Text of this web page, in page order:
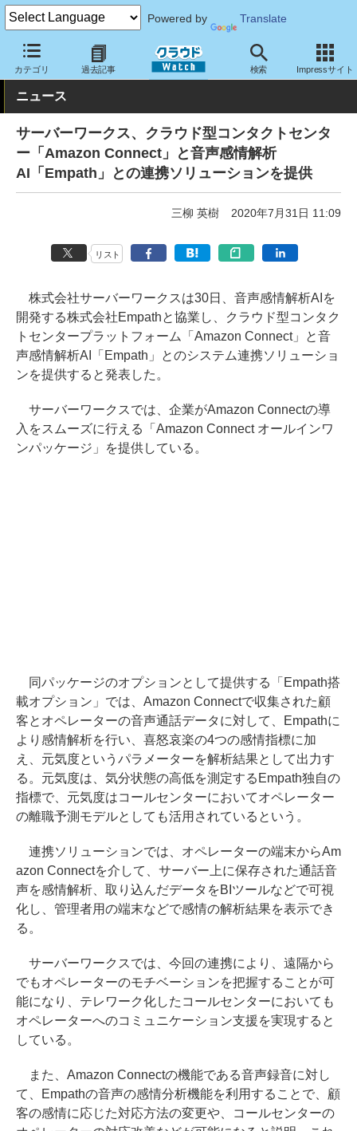
Powered by Translate
カテゴリ 過去記事 検索 Impressサイト
クラウド Watch サービス・ソフト サービス 導入支援
ニュース
サーバーワークス、クラウド型コンタクトセンタ
ー「Amazon Connect」と音声感情解析
AI「Empath」との連携ソリューションを提供
三柳 英樹 2020年7月31日 11:09
リスト
株式会社サーバーワークスは30日、音声感情解析AIを
開発する株式会社Empathと協業し、クラウド型コンタク
トセンタープラットフォーム「Amazon Connect」と音
声感情解析AI「Empath」とのシステム連携ソリューショ
ンを提供すると発表した。
サーバーワークスでは、企業がAmazon Connectの導
入をスムーズに行える「Amazon Connect オールインワ
ンパッケージ」を提供している。
同パッケージのオプションとして提供する「Empath搭
載オプション」では、Amazon Connectで収集された顧
客とオペレーターの音声通話データに対して、Empathに
より感情解析を行い、喜怒哀楽の4つの感情指標に加
え、元気度というパラメーターを解析結果として出力す
る。元気度は、気分状態の高低を測定するEmpath独自の
指標で、元気度はコールセンターにおいてオペレーター
の離職予測モデルとしても活用されているという。
連携ソリューションでは、オペレーターの端末からAm
azon Connectを介して、サーバー上に保存された通話音
声を感情解析、取り込んだデータをBIツールなどで可視
化し、管理者用の端末などで感情の解析結果を表示でき
る。
サーバーワークスでは、今回の連携により、遠隔から
でもオペレーターのモチベーションを把握することが可
能になり、テレワーク化したコールセンターにおいても
オペレーターへのコミュニケーション支援を実現すると
している。
また、Amazon Connectの機能である音声録音に対し
て、Empathの音声の感情分析機能を利用することで、顧
客の感情に応じた対応方法の変更や、コールセンターの